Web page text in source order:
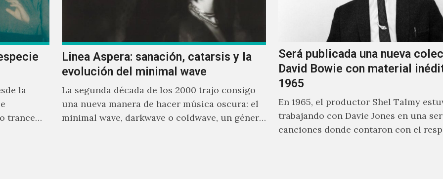
la
trance
Linea Aspera: sanación, catarsis y la
evolución del minimal wave
La segunda década de los 2000 trajo consigo
una nueva manera de hacer música oscura: el
minimal wave, darkwave o coldwave, un género
Será publicada una nueva
David Bowie con material
1965
En 1965, el productor Shel Talmy
trabajando con Davie Jones en una
canciones donde contaron con el